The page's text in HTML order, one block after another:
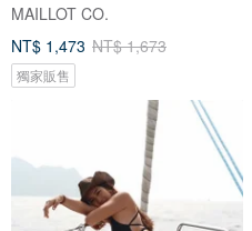
MAILLOT CO.
NT$ 1,473 NT$ 1,673
獨家販售